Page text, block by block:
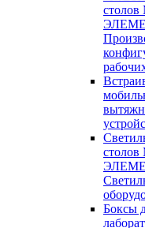
Боксы